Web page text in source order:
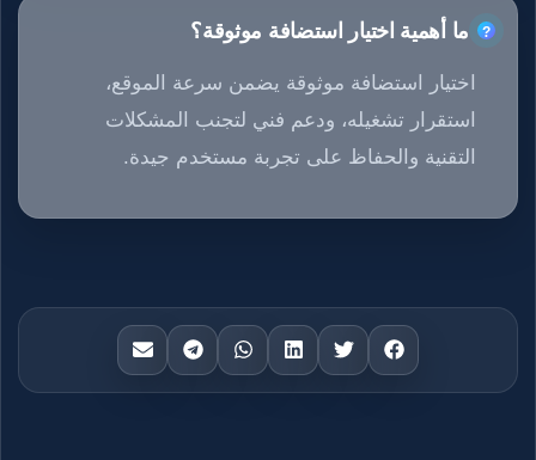
ما أهمية اختيار استضافة موثوقة؟
اختيار استضافة موثوقة يضمن سرعة الموقع،
استقرار تشغيله، ودعم فني لتجنب المشكلات
التقنية والحفاظ على تجربة مستخدم جيدة.